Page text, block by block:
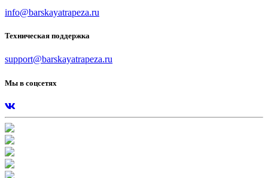
info@barskayatrapeza.ru
Техническая поддержка
support@barskayatrapeza.ru
Мы в соцсетях